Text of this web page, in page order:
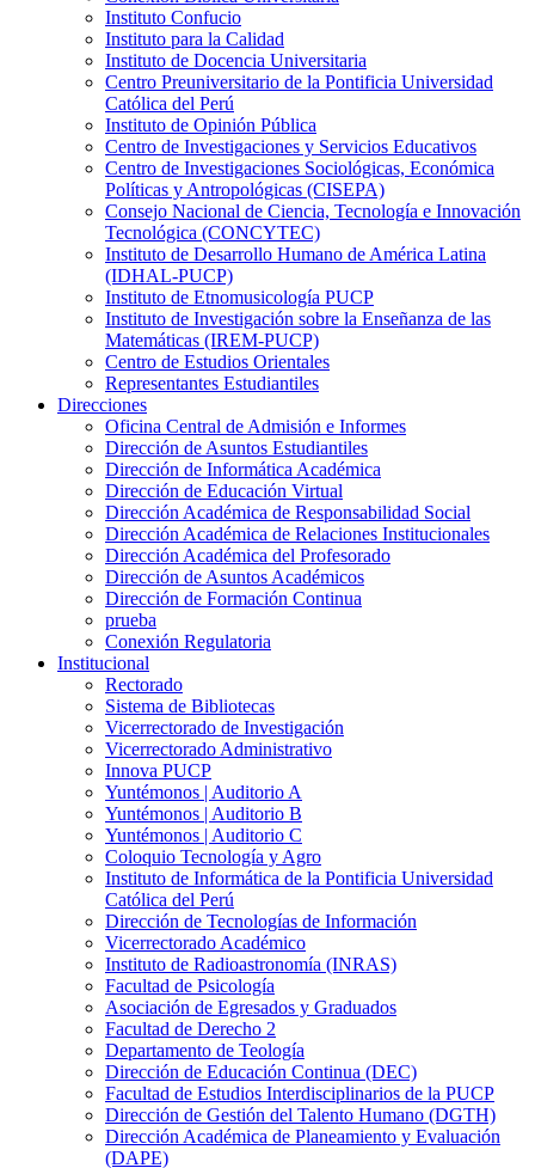
Instituto Confucio
Instituto para la Calidad
Instituto de Docencia Universitaria
Centro Preuniversitario de la Pontificia Universidad
Católica del Perú
Instituto de Opinión Pública
Centro de Investigaciones y Servicios Educativos
Centro de Investigaciones Sociológicas, Económica
Políticas y Antropológicas (CISEPA)
Consejo Nacional de Ciencia, Tecnología e Innovación
Tecnológica (CONCYTEC)
Instituto de Desarrollo Humano de América Latina
(IDHAL-PUCP)
Instituto de Etnomusicología PUCP
Instituto de Investigación sobre la Enseñanza de las
Matemáticas (IREM-PUCP)
Centro de Estudios Orientales
Representantes Estudiantiles
Direcciones
Oficina Central de Admisión e Informes
Dirección de Asuntos Estudiantiles
Dirección de Informática Académica
Dirección de Educación Virtual
Dirección Académica de Responsabilidad Social
Dirección Académica de Relaciones Institucionales
Dirección Académica del Profesorado
Dirección de Asuntos Académicos
Dirección de Formación Continua
prueba
Conexión Regulatoria
Institucional
Rectorado
Sistema de Bibliotecas
Vicerrectorado de Investigación
Vicerrectorado Administrativo
Innova PUCP
Yuntémonos | Auditorio A
Yuntémonos | Auditorio B
Yuntémonos | Auditorio C
Coloquio Tecnología y Agro
Instituto de Informática de la Pontificia Universidad
Católica del Perú
Dirección de Tecnologías de Información
Vicerrectorado Académico
Instituto de Radioastronomía (INRAS)
Facultad de Psicología
Asociación de Egresados y Graduados
Facultad de Derecho 2
Departamento de Teología
Dirección de Educación Continua (DEC)
Facultad de Estudios Interdisciplinarios de la PUCP
Dirección de Gestión del Talento Humano (DGTH)
Dirección Académica de Planeamiento y Evaluación
(DAPE)